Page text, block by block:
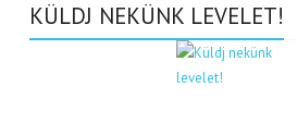
KÜLDJ NEKÜNK LEVELET!